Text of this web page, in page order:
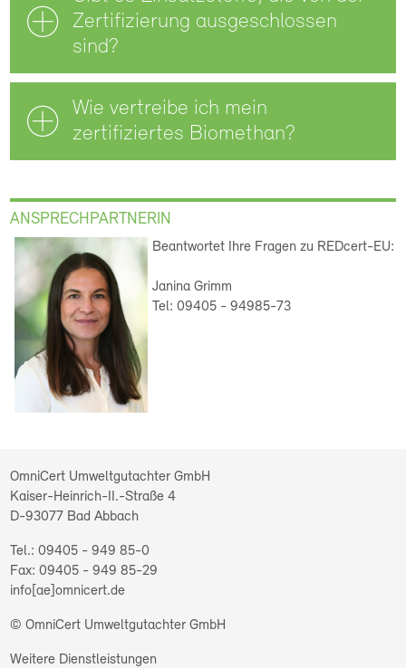
Zertifizierung ausgeschlossen
sind?
Wie vertreibe ich mein
zertifiziertes Biomethan?
ANSPRECHPARTNERIN
Beantwortet Ihre Fragen zu REDcert-EU:
Janina Grimm
Tel: 09405 - 94985-73
OmniCert Umweltgutachter GmbH
Kaiser-Heinrich-II.-Straße 4
D-93077 Bad Abbach
09405 - 949 85-0
09405 - 949 85-29
info[ae]omnicert.de
© OmniCert Umweltgutachter GmbH
Weitere Dienstleistungen